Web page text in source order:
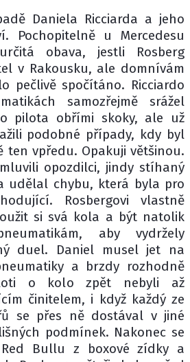
Daniela Ricciarda a jeho
Pochopitelně u Mercedesu
obava, jestli Rosberg
v Rakousku, ale domnívám
pečlivě spočítáno. Ricciardo
samozřejmě srážel
pilota obřími skoky, ale už
podobné případy, kdy byl
ten vpředu. Opakuji většinou.
opozdilci, jindy stíhaný
udělal chybu, která byla pro
Rosbergovi vlastně
si svá kola a být natolik
aby vydržely
duel. Daniel musel jet na
a brzdy rozhodně
o kolo zpět nebyli až
činitelem, i když každý ze
se přes ně dostával v jiné
podmínek. Nakonec se
Bullu z boxové zídky a